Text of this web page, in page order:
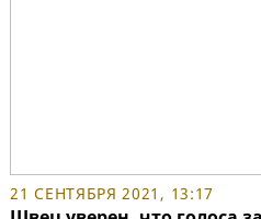
21 СЕНТЯБРЯ 2021, 13:17